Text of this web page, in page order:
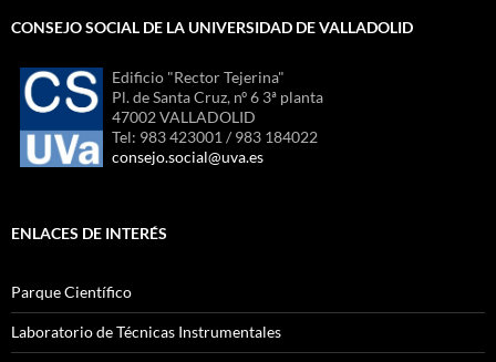
CONSEJO SOCIAL DE LA UNIVERSIDAD DE VALLADOLID
Edificio "Rector Tejerina"
Pl. de Santa Cruz, nº 6 3ª planta
47002 VALLADOLID
Tel: 983 423001 / 983 184022
consejo.social@uva.es
ENLACES DE INTERÉS
Parque Científico
Laboratorio de Técnicas Instrumentales